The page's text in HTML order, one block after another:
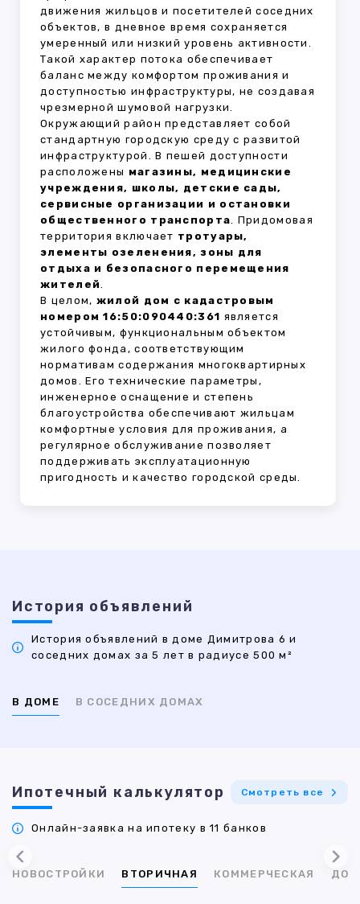
движения жильцов и посетителей соседних
объектов, в дневное время сохраняется
умеренный или низкий уровень активности.
Такой характер потока обеспечивает
баланс между комфортом проживания и
доступностью инфраструктуры, не создавая
чрезмерной шумовой нагрузки.
Окружающий район представляет собой
стандартную городскую среду с развитой
инфраструктурой. В пешей доступности
расположены магазины, медицинские
учреждения, школы, детские сады,
сервисные организации и остановки
общественного транспорта. Придомовая
территория включает тротуары,
элементы озеленения, зоны для
отдыха и безопасного перемещения
жителей.
В целом, жилой дом с кадастровым
номером 16:50:090440:361 является
устойчивым, функциональным объектом
жилого фонда, соответствующим
нормативам содержания многоквартирных
домов. Его технические параметры,
инженерное оснащение и степень
благоустройства обеспечивают жильцам
комфортные условия для проживания, а
регулярное обслуживание позволяет
поддерживать эксплуатационную
пригодность и качество городской среды.
История объявлений
История объявлений в доме Димитрова 6 и
соседних домах за 5 лет в радиусе 500 м²
В ДОМЕ В СОСЕДНИХ ДОМАХ
Ипотечный калькулятор Смотреть все
Онлайн-заявка на ипотеку в 11 банков
НОВОСТРОЙКИ ВТОРИЧНАЯ КОММЕРЧЕСКАЯ ДОМ